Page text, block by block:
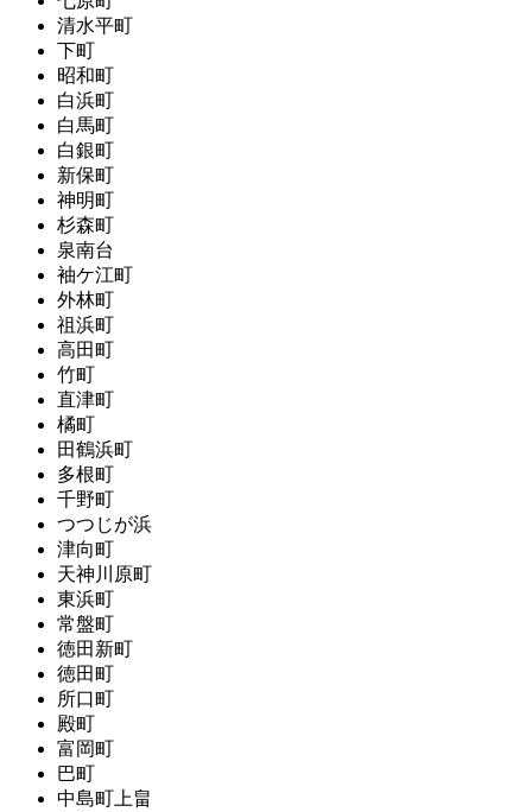
清水平町
下町
昭和町
白浜町
白馬町
白銀町
新保町
神明町
杉森町
泉南台
袖ケ江町
外林町
祖浜町
高田町
竹町
直津町
橘町
田鶴浜町
多根町
千野町
つつじが浜
津向町
天神川原町
東浜町
常盤町
徳田新町
徳田町
所口町
殿町
富岡町
巴町
中島町上畠